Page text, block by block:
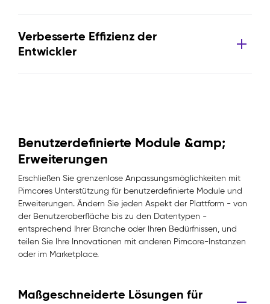
Verbesserte Effizienz der
Entwickler
Benutzerdefinierte Module &amp;
Erweiterungen
Erschließen Sie grenzenlose Anpassungsmöglichkeiten mit
Pimcores Unterstützung für benutzerdefinierte Module und
Erweiterungen. Ändern Sie jeden Aspekt der Plattform - von
der Benutzeroberfläche bis zu den Datentypen -
entsprechend Ihrer Branche oder Ihren Bedürfnissen, und
teilen Sie Ihre Innovationen mit anderen Pimcore-Instanzen
oder im Marketplace.
Maßgeschneiderte Lösungen für